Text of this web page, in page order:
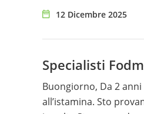
momento non mi
un aumento delle
stata lasciata da
bene. Mi sento anche
chilo in più sulla
prima, neanche
12 Dicembre 2025
Specialisti
Buongiorno, Da 2
all’istamina. Sto